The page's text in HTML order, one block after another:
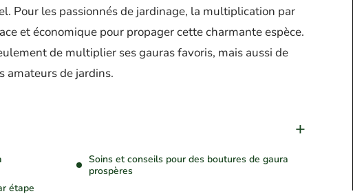
Pour les passionnés de jardinage, la multiplication par
et économique pour propager cette charmante espèce.
de multiplier ses gauras favoris, mais aussi de
amateurs de jardins.
étape
Soins et conseils pour des boutures de gaura
prospères